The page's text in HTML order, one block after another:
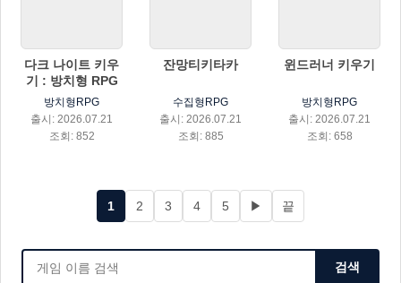
다크 나이트 키우
기 : 방치형 RPG
방치형RPG
출시: 2026.07.21
조회: 852
잔망티키타카
수집형RPG
출시: 2026.07.21
조회: 885
윈드러너 키우기
방치형RPG
출시: 2026.07.21
조회: 658
1 2 3 4 5 ▶ 끝
검색